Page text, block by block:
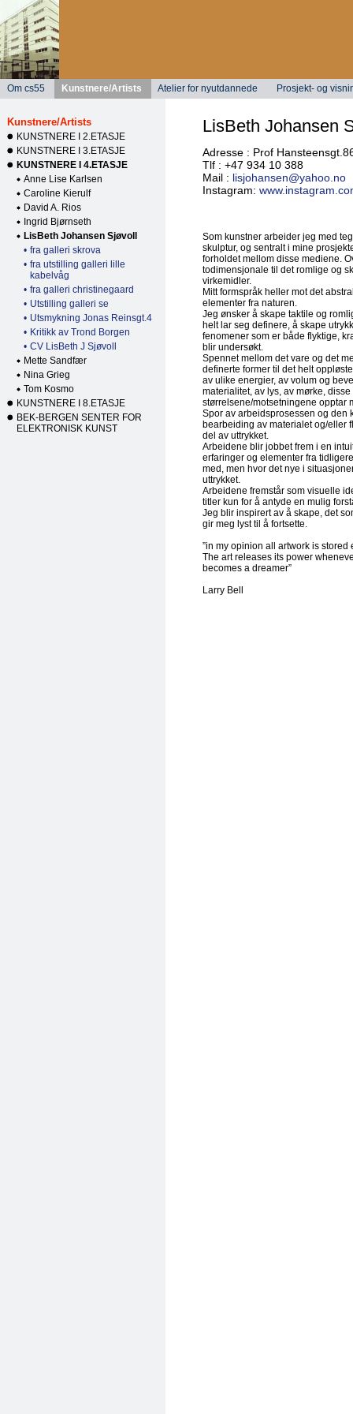
Om cs55 Kunstnere/Artists Atelier for nyutdannede Prosjekt- og
Kunstnere/Artists
KUNSTNERE I 2.ETASJE
KUNSTNERE I 3.ETASJE
KUNSTNERE I 4.ETASJE
Anne Lise Karlsen
Caroline Kierulf
David A. Rios
Ingrid Bjørnseth
LisBeth Johansen Sjøvoll
• fra galleri skrova
• fra utstilling galleri lille
kabelvåg
• fra galleri christinegaard
• Utstilling galleri se
• Utsmykning Jonas Reinsgt.4
• Kritikk av Trond Borgen
• CV LisBeth J Sjøvoll
Mette Sandfær
Nina Grieg
Tom Kosmo
KUNSTNERE I 8.ETASJE
BEK-BERGEN SENTER FOR
ELEKTRONISK KUNST
LisBeth Johansen
Adresse : Prof
Tlf : +47 934 10 388
Mail : lisjohansen@yahoo.no
Instagram:
Som kunstner arbeider jeg med
skulptur, og sentralt i mine
forholdet mellom disse mediene.
todimensjonale til det romlige og
virkemidler.
Mitt formspråk heller mot det
elementer fra naturen.
Jeg ønsker å skape taktile og
helt lar seg definere, å skape
fenomener som er både flyktige,
blir undersøkt.
Spennet mellom det vare og det
definerte former til det helt
av ulike energier, av volum og
materialitet, av lys, av mørke, disse
størrelsene/motsetningene opptar
Spor av arbeidsprosessen og den
bearbeiding av materialet og/eller
del av uttrykket.
Arbeidene blir jobbet frem i en
erfaringer og elementer fra
med, men hvor det nye i
uttrykket.
Arbeidene fremstår som visuelle
titler kun for å antyde en mulig
Jeg blir inspirert av å skape, det
gir meg lyst til å fortsette.
”in my opinion all artwork is stored
The art releases its power
becomes a dreamer”
Larry Bell